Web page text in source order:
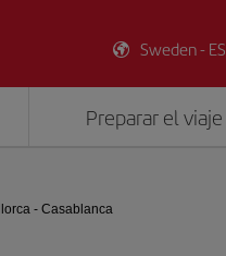
Sweden - ES
Preparar el viaje
- Casablanca